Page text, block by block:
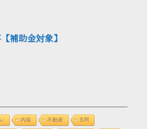
補助金対象】
内装 不動産 玄関